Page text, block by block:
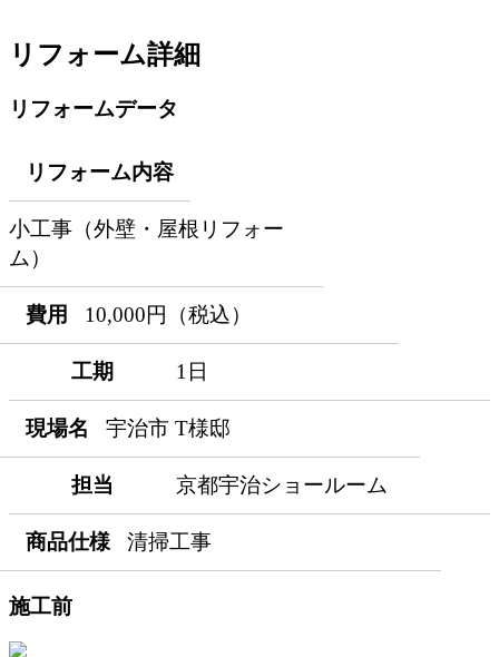
リフォーム詳細
リフォームデータ
リフォーム内容
小工事（外壁・屋根リフォー
ム）
費用 10,000円（税込）
工期 1日
現場名 宇治市 T様邸
担当 京都宇治ショールーム
商品仕様 清掃工事
施工前